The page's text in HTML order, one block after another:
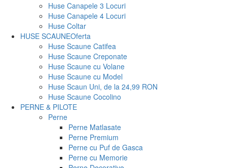
Huse Canapele 3 Locuri
Huse Canapele 4 Locuri
Huse Coltar
HUSE SCAUNEOferta
Huse Scaune Catifea
Huse Scaune Creponate
Huse Scaune cu Volane
Huse Scaune cu Model
Huse Scaun Uni, de la 24,99 RON
Huse Scaune Cocolino
PERNE & PILOTE
Perne
Perne Matlasate
Perne Premium
Perne cu Puf de Gasca
Perne cu Memorie